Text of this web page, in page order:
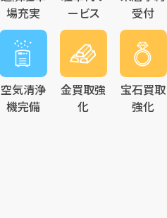
場充実
ービス
受付
空気清浄
機完備
金買取強
化
宝石買取
強化